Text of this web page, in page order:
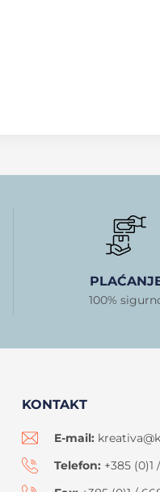
100%
KONTAKT
E-mail:
Telefon: +385 (0)1